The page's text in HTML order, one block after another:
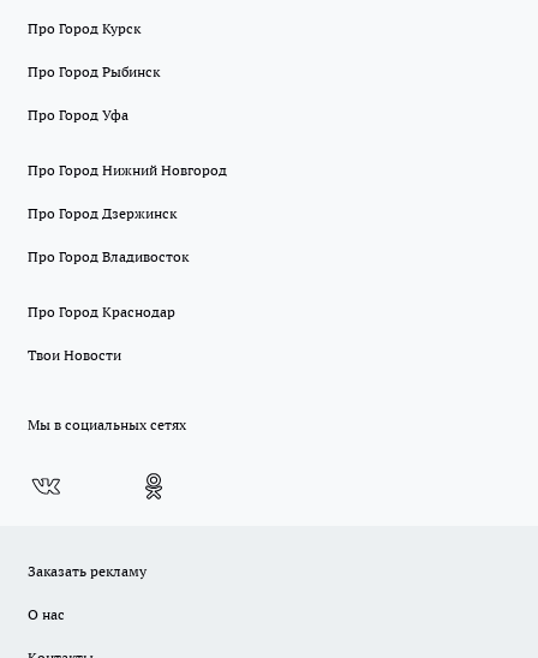
Про Город Курск
Про Город Рыбинск
Про Город Уфа
Про Город Нижний Новгород
Про Город Дзержинск
Про Город Владивосток
Про Город Краснодар
Твои Новости
Мы в социальных сетях
Заказать рекламу
О нас